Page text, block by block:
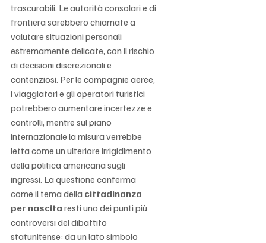
trascurabili. Le autorità consolari e di
frontiera sarebbero chiamate a
valutare situazioni personali
estremamente delicate, con il rischio
di decisioni discrezionali e
contenziosi. Per le compagnie aeree,
i viaggiatori e gli operatori turistici
potrebbero aumentare incertezze e
controlli, mentre sul piano
internazionale la misura verrebbe
letta come un ulteriore irrigidimento
della politica americana sugli
ingressi. La questione conferma
come il tema della cittadinanza
per nascita resti uno dei punti più
controversi del dibattito
statunitense: da un lato simbolo